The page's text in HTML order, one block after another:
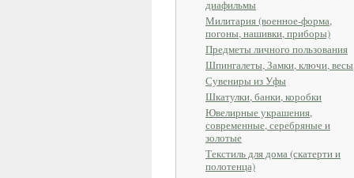
диафильмы
Милитария (военное-форма,
погоны, нашивки, приборы)
Предметы личного пользования
Шпингалеты, Замки, ключи,
Сувениры из Уфы
Шкатулки, банки, коробки
Ювелирные украшения,
современные, серебряные и
золотые
Текстиль для дома (скатерти и
полотенца)